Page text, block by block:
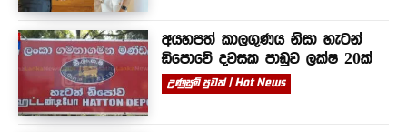
අයහපත් කාලගුණය නිසා හැටන්
ඩිපොවේ දවසක පාඩුව ලක්ෂ 20ක්
උණුසුම් පුවත් | Hot News